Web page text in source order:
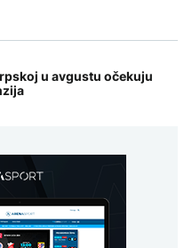
u avgustu očekuju